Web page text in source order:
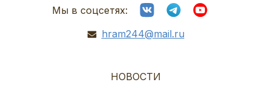
Мы в соцсетях:
hram244@mail.ru
НОВОСТИ